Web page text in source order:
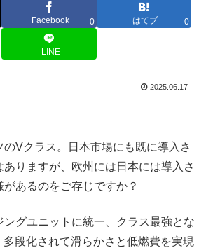
Facebook 0 はてブ 0
LINE
2025.06.17
のVクラス。日本市場にも既に導入さ
りますが、欧州には日本には導入さ
あるのをご存じですか？
ングユニットに統一、クラス最強とな
段化されて滑らかさと低燃費を実現